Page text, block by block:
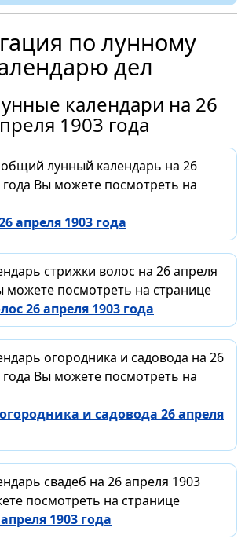
по лунному
дел
календари на 26
1903 года
лунный календарь на 26
года Вы можете посмотреть на
апреля 1903 года
стрижки волос на 26 апреля
можете посмотреть на странице
26 апреля 1903 года
огородника и садовода на 26
года Вы можете посмотреть на
и садовода 26 апреля
свадеб на 26 апреля 1903
посмотреть на странице
1903 года